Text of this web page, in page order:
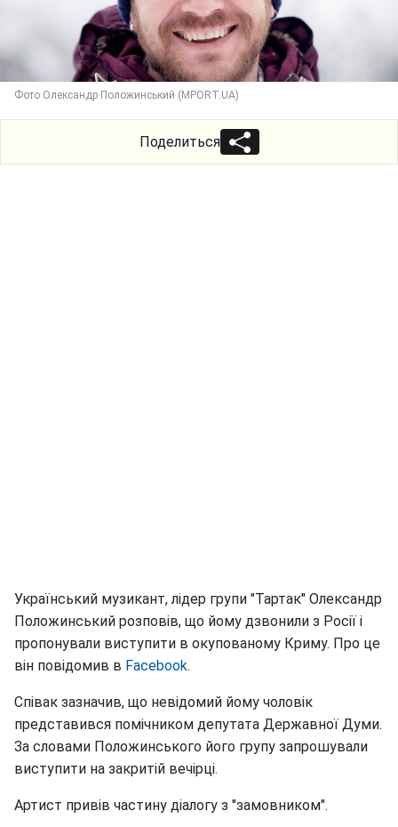
Фото Олександр Положинський (MPORT.UA)
Поделиться
Український музикант, лідер групи "Тартак" Олександр
Положинський розповів, що йому дзвонили з Росії і
пропонували виступити в окупованому Криму. Про це
він повідомив в Facebook.
Співак зазначив, що невідомий йому чоловік
представився помічником депутата Державної Думи.
За словами Положинського його групу запрошували
виступити на закритій вечірці.
Артист привів частину діалогу з "замовником".